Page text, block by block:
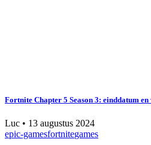
Fortnite Chapter 5 Season 3: einddatum
Luc • 13 augustus 2024
epic-gamesfortnitegames